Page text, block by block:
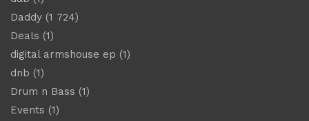
Daddy (1 724)
Deals (1)
digital armshouse ep (1)
dnb (1)
Drum n Bass (1)
Events (1)